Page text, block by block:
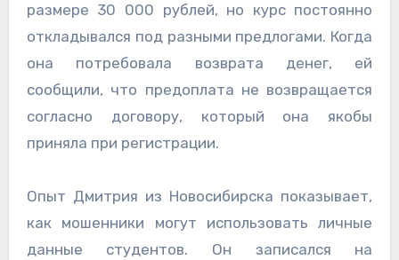
размере 30 000 рублей, но курс постоянно
откладывался под разными предлогами. Когда
она потребовала возврата денег, ей
сообщили, что предоплата не возвращается
согласно договору, который она якобы
приняла при регистрации.
Опыт Дмитрия из Новосибирска показывает,
как мошенники могут использовать личные
данные студентов. Он записался на